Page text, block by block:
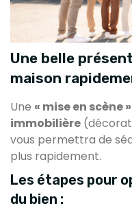
Une belle
maison
Une « mise en scène »
immobilière
vous permettra de
plus rapidement.
Les étapes pour
du bien :